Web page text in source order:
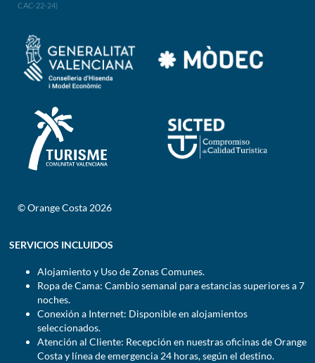
CAC-22-24)
© Orange Costa 2026
SERVICIOS INCLUIDOS
Alojamiento y Uso de Zonas Comunes.
Ropa de Cama: Cambio semanal para estancias superiores a 7
noches.
Conexión a Internet: Disponible en alojamientos
seleccionados.
Atención al Cliente: Recepción en nuestras oficinas de Orange
Costa y línea de emergencia 24 horas, según el destino.